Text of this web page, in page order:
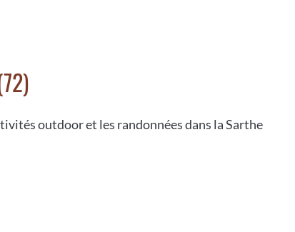
outdoor et les randonnées dans la Sarthe